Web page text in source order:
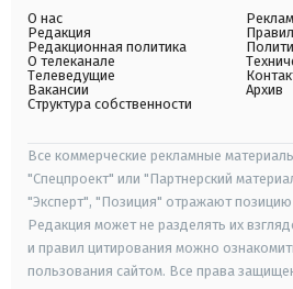
О нас
Редакция
Редакционная политика
О телеканале
Телеведущие
Вакансии
Структура собственности
Архив
Все коммерческие рекламные
"Спецпроект" или "Партнерский
"Эксперт", "Позиция" отражают позицию
Редакция может не разделять их
и правил цитирования можно
пользования сайтом. Все права